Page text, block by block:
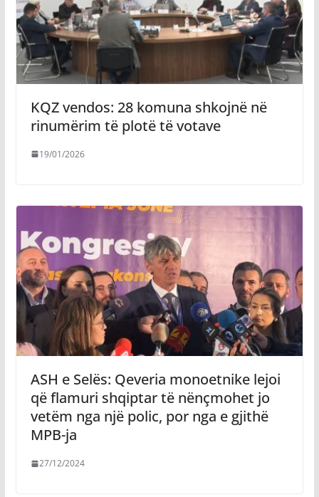
KQZ vendos: 28 komuna shkojnë në
rinumërim të plotë të votave
19/01/2026
ASH e Selës: Qeveria monoetnike lejoi
që flamuri shqiptar të nënçmohet jo
vetëm nga një polic, por nga e gjithë
MPB-ja
27/12/2024